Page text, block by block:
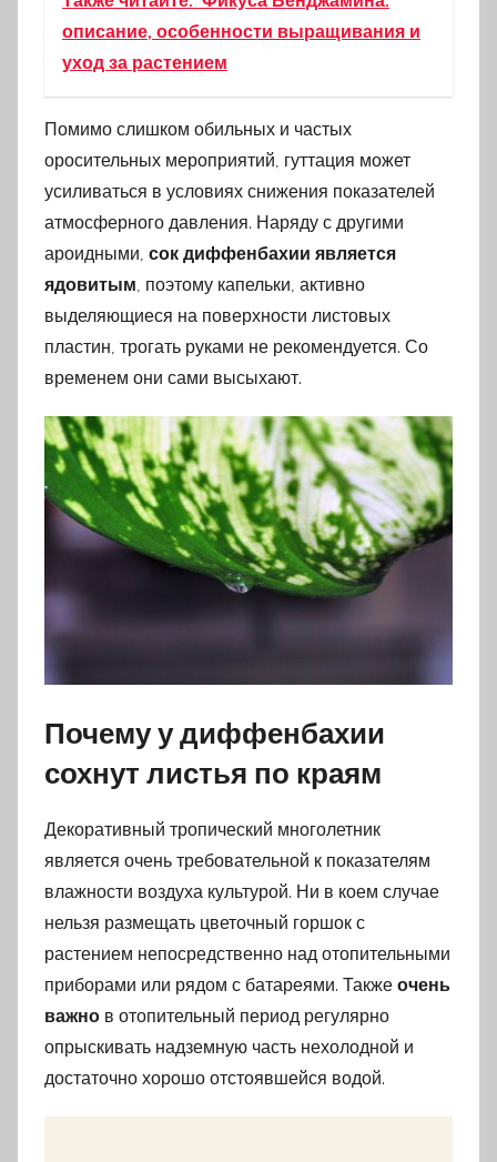
описание, особенности выращивания и
уход за растением
Помимо слишком обильных и частых
оросительных мероприятий, гуттация может
усиливаться в условиях снижения показателей
атмосферного давления. Наряду с другими
ароидными, сок диффенбахии является
ядовитым , поэтому капельки, активно
выделяющиеся на поверхности листовых
пластин, трогать руками не рекомендуется. Со
временем они сами высыхают.
Почему у диффенбахии
сохнут листья по краям
Декоративный тропический многолетник
является очень требовательной к показателям
влажности воздуха культурой. Ни в коем случае
нельзя размещать цветочный горшок с
растением непосредственно над отопительными
приборами или рядом с батареями. Также очень
важно в отопительный период регулярно
опрыскивать надземную часть нехолодной и
достаточно хорошо отстоявшейся водой.